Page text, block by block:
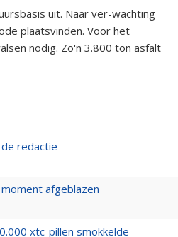
uit. Naar ver-wachting
plaatsvinden. Voor het
nodig. Zo'n 3.800 ton asfalt
redactie
afgeblazen
xtc-pillen smokkelde